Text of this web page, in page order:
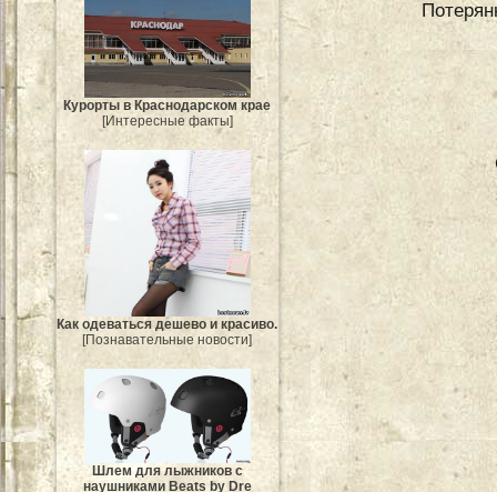
Курорты в Краснодарском крае
[Интересные факты]
Как одеваться дешево и красиво.
[Познавательные новости]
Шлем для лыжников с
наушниками Beats by Dre